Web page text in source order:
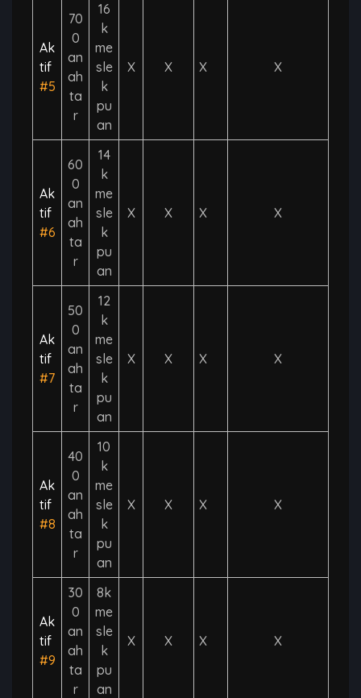
Ak
tif
#5
70
0
an
ah
ta
r
16
k
me
sle
k
pu
an
X X X X
Ak
tif
#6
60
0
an
ah
ta
r
14
k
me
sle
k
pu
an
X X X X
Ak
tif
#7
50
0
an
ah
ta
r
12
k
me
sle
k
pu
an
X X X X
Ak
tif
#8
40
0
an
ah
ta
r
10
k
me
sle
k
pu
an
X X X X
Ak
tif
#9
30
0
an
ah
ta
r
8k
me
sle
k
pu
an
X X X X